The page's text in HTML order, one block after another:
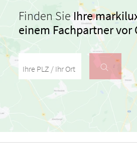
Finden SieIhre
einem Fachpartner vor
Ihre PLZ / Ihr Ort